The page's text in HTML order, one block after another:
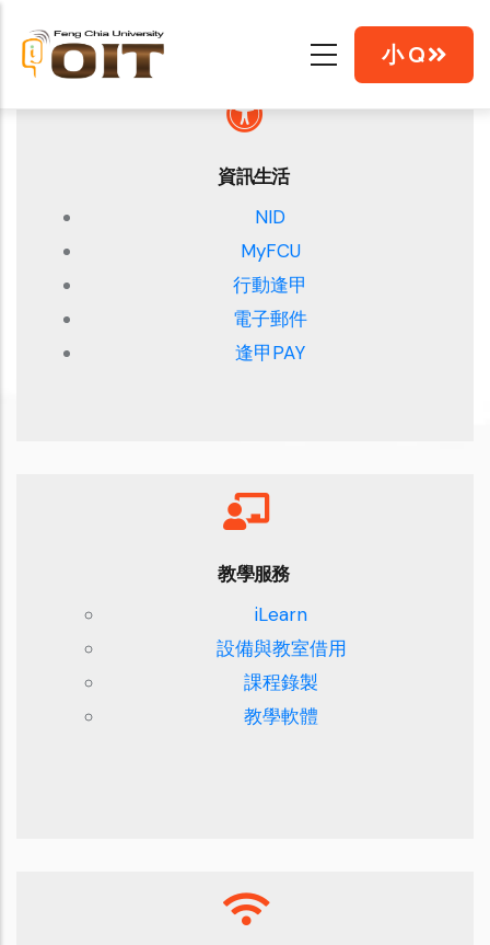
小 Q
資訊生活
NID
MyFCU
行動逢甲
​​​​​​​​​​​​​​電子郵件
逢甲PAY
教學服務
iLearn
設備與教室借用
課程錄製
​​​​​​​教學軟體